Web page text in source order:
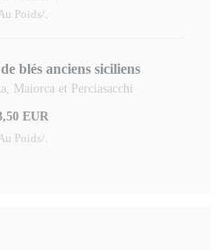
Poids/.
blés anciens siciliens
Maiorca et Perciasacchi
EUR
Poids/.